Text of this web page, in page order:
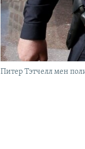
Питер Тэтчелл мен